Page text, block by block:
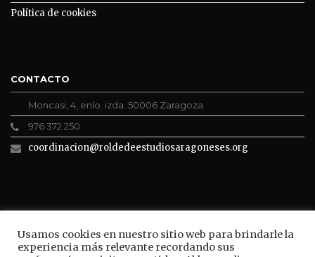
Usamos cookies en nuestro sitio web para brindarle la
experiencia más relevante recordando sus
Política de cookies
CONTACTO
Moncasi, 4, enlo. izda. 50006 Zaragoza
976 372 250
coordinacion@roldedeestudiosaragoneses.org
ROLDE CONECTA